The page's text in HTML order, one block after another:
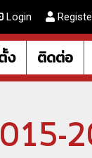
Login
ง ติดต่อ